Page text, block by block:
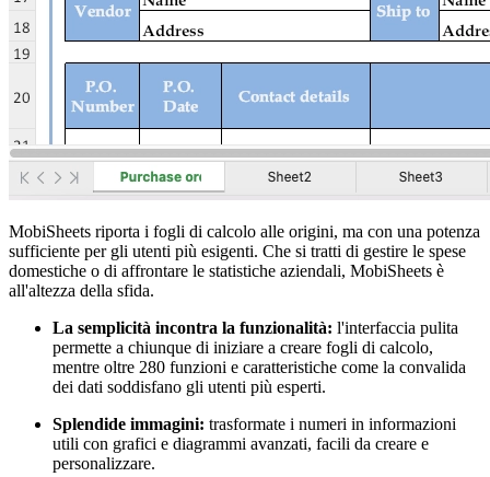
MobiSheets riporta i fogli di calcolo alle origini, ma con una potenza
sufficiente per gli utenti più esigenti. Che si tratti di gestire le spese
domestiche o di affrontare le statistiche aziendali, MobiSheets è
all'altezza della sfida.
La semplicità incontra la funzionalità: l'interfaccia pulita
permette a chiunque di iniziare a creare fogli di calcolo,
mentre oltre 280 funzioni e caratteristiche come la convalida
dei dati soddisfano gli utenti più esperti.
Splendide immagini: trasformate i numeri in informazioni
utili con grafici e diagrammi avanzati, facili da creare e
personalizzare.